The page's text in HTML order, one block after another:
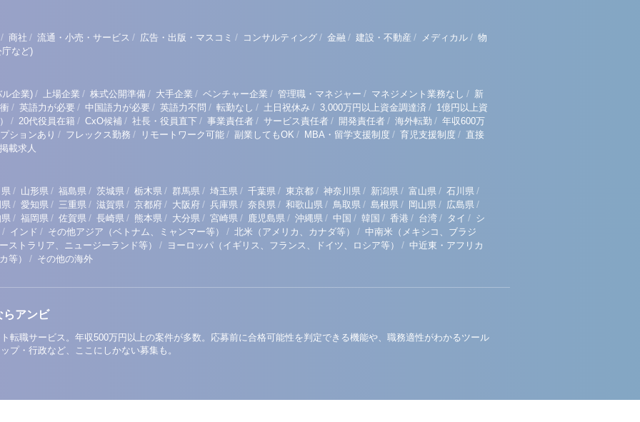
/ 商社 / 流通・小売・サービス / 広告・出版・マスコミ / コンサルティング / 金融 / 建設・不動産 / メディカル / 物
など)
企業) / 上場企業 / 株式公開準備 / 大手企業 / ベンチャー企業 / 管理職・マネジャー / マネジメント業務なし / 新
/ 英語力が必要 / 中国語力が必要 / 英語力不問 / 転勤なし / 土日祝休み / 3,000万円以上資金調達済 / 1億円以上資
/ 20代役員在籍 / CxO候補 / 社長・役員直下 / 事業責任者 / サービス責任者 / 開発責任者 / 海外転勤 / 年収600万
ションあり / フレックス勤務 / リモートワーク可能 / 副業してもOK / MBA・留学支援制度 / 育児支援制度 / 直接
載求人
/ 山形県 / 福島県 / 茨城県 / 栃木県 / 群馬県 / 埼玉県 / 千葉県 / 東京都 / 神奈川県 / 新潟県 / 富山県 / 石川県 /
/ 愛知県 / 三重県 / 滋賀県 / 京都府 / 大阪府 / 兵庫県 / 奈良県 / 和歌山県 / 鳥取県 / 島根県 / 岡山県 / 広島県 /
/ 福岡県 / 佐賀県 / 長崎県 / 熊本県 / 大分県 / 宮崎県 / 鹿児島県 / 沖縄県 / 中国 / 韓国 / 香港 / 台湾 / タイ / シ
/ インド / その他アジア（ベトナム、ミャンマー等） / 北米（アメリカ、カナダ等） / 中南米（メキシコ、ブラジ
ストラリア、ニュージーランド等）
/ ヨーロッパ（イギリス、フランス、ドイツ、ロシア等） / 中近東・アフリカ
等）
/ その他の海外
らアンビ
転職サービス。年収500万円以上の案件が多数。応募前に合格可能性を判定できる機能や、職務適性がわかるツール
プ・行政など、ここにしかない募集も。